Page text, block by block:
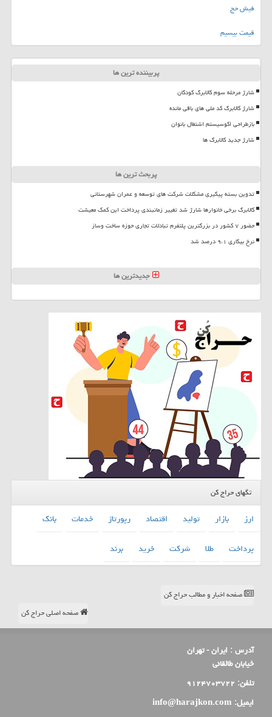
فیش حج
قیمت بیسیم
پربیننده ترین ها
شارژ مرحله سوم کالابرگ کودکان
شارژ کالابرگ کد ملی های باقی مانده
بازطراحی اکوسیستم اشتغال بانوان
شارژ جدید کالابرگ ها
پربحث ترین ها
تدوین بسته پیگیری مشکلات شرکت های توسعه و عمران شهرستانی
کالابرگ برخی خانوارها شارژ شد تغییر زمانبندی پرداخت این کمک معیشت
حضور ۷ کشور در بزرگترین پلتفرم تبادلات تجاری حوزه ساخت وساز
نرخ بیکاری ۹،۱ درصد شد
جدیدترین ها
تگهای حراج کن
ارز بازار تولید اقتصاد رپورتاژ خدمات
بانك
پرداخت
طلا شركت خرید برند
صفحه اخبار و مطالب حراج کن
صفحه اصلی حراج کن
آدرس : ایران - تهران
خیابان طالقانی
تلفن: ۹۱۲۴۷۰۳۷۲۲
ایمیل: info@harajkon.com